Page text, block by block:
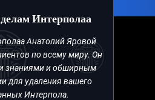
Интерполаа
Анатолий Яровой
по всему миру. Он
знаниями и обширным
для удаления вашего
Интерпола.